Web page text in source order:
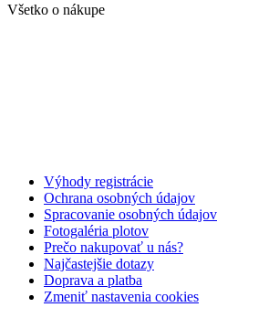
Všetko o nákupe
Výhody registrácie
Ochrana osobných údajov
Spracovanie osobných údajov
Fotogaléria plotov
Prečo nakupovať u nás?
Najčastejšie dotazy
Doprava a platba
Zmeniť nastavenia cookies